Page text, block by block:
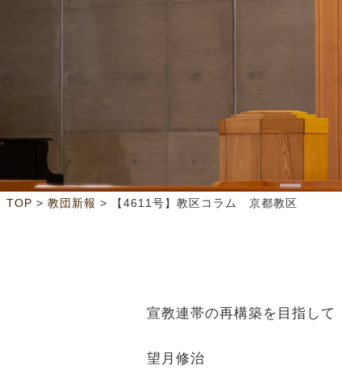
TOP > 教団新報 > 【4611号】教区コラム 京都教区
宣教連帯の再構築を目指して
望月修治